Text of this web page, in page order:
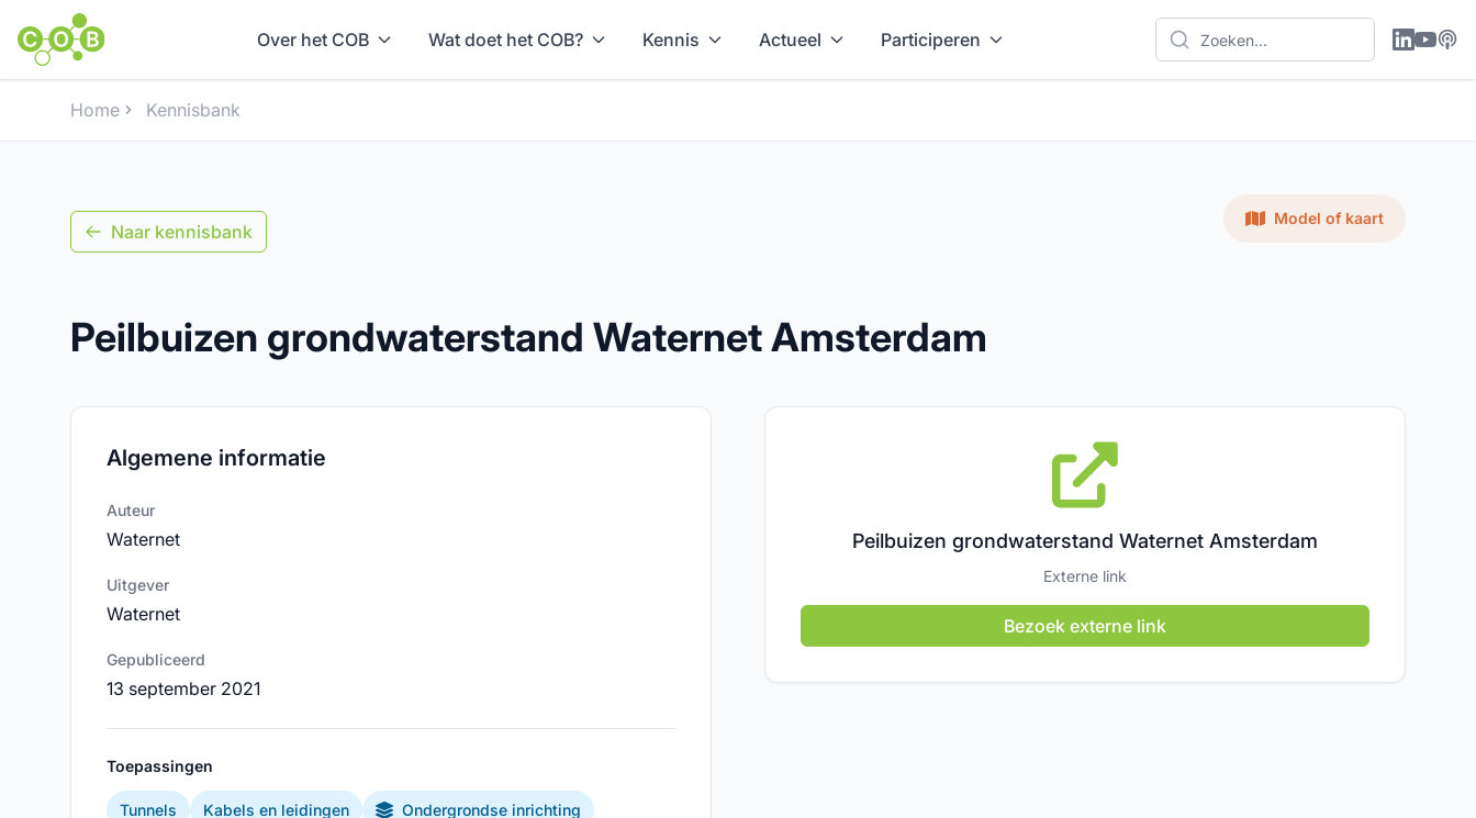
Over het COB Wat doet het COB? Kennis Actueel Participeren
Home Kennisbank
Naar kennisbank
Model of kaart
Peilbuizen grondwaterstand Waternet Amsterdam
Algemene informatie
Auteur
Waternet
Uitgever
Waternet
Gepubliceerd
13 september 2021
Toepassingen
Tunnels Kabels en leidingen Ondergrondse inrichting
Peilbuizen grondwaterstand Waternet Amsterdam
Externe link
Bezoek externe link